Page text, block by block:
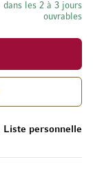
dans les 2 à 3 jours
ouvrables
Liste personnelle